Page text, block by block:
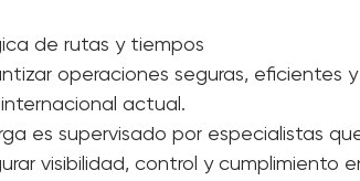
internacional
terrestre, marítima y aérea
y control logístico
de rutas y tiempos
operaciones seguras, eficientes